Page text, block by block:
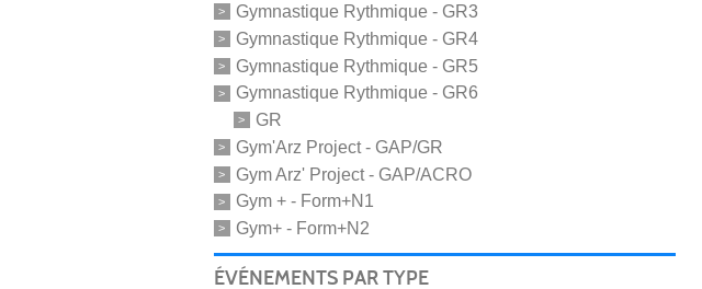
Gymnastique Rythmique - GR3
Gymnastique Rythmique - GR4
Gymnastique Rythmique - GR5
Gymnastique Rythmique - GR6
GR
Gym'Arz Project - GAP/GR
Gym Arz' Project - GAP/ACRO
Gym + - Form+N1
Gym+ - Form+N2
ÉVÉNEMENTS PAR TYPE